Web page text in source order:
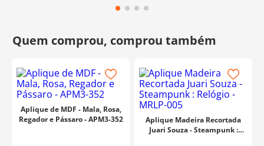
Aplique de MDF - Mala, Rosa,
Regador e Pássaro - APM3-352
Aplique Madeira Recortada
Juari Souza - Steampunk :